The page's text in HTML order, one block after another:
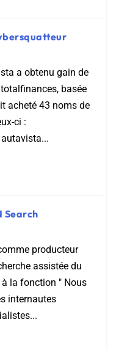
a obtenu gain de
basée
acheté 43 noms de
ci :
Search
producteur
assistée du
à la fonction " Nous
internautes